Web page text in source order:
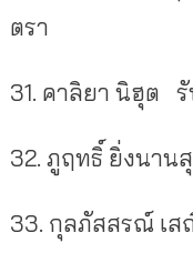
ตรา
31. คาลิยา นิฮุต
32. ภูฤทธิ์ ยิ่งนาน
33. กุลภัสสรณ์ เ